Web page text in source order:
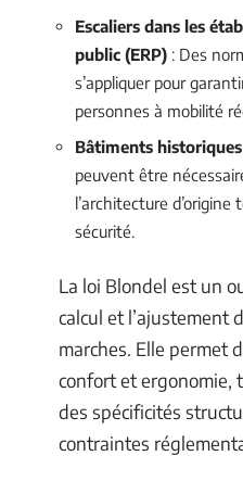
Escaliers dans les
public (ERP) : Des
s’appliquer pour
personnes à mobilité
Bâtiments historiques
peuvent être
l’architecture
sécurité.
La loi Blondel est un
calcul et l’ajustement
marches. Elle permet
confort et ergonomie,
des spécificités
contraintes